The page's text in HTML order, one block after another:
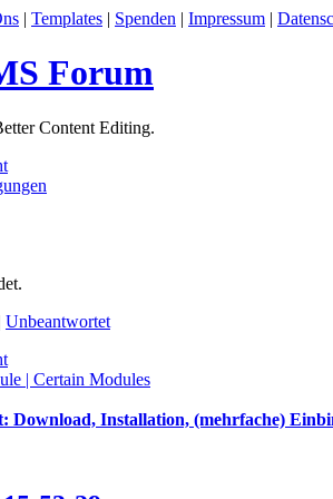
| Templates | Spenden | Impressum |
Forum
Content Editing.
Unbeantwortet
| Certain Modules
Download, Installation, (mehrfache)